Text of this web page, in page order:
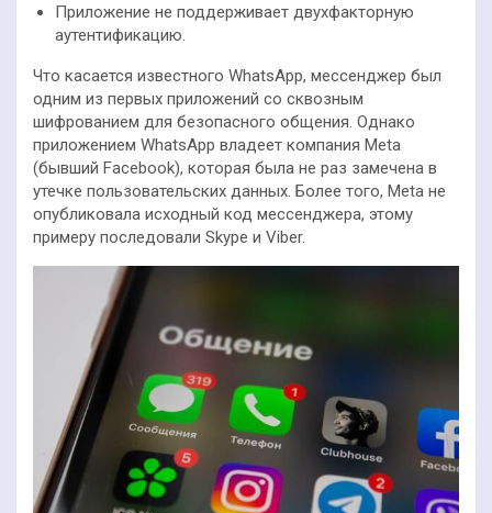
Приложение не поддерживает двухфакторную
аутентификацию.
Что касается известного WhatsApp, мессенджер был
одним из первых приложений со сквозным
шифрованием для безопасного общения. Однако
приложением WhatsApp владеет компания Meta
(бывший Facebook), которая была не раз замечена в
утечке пользовательских данных. Более того, Meta не
опубликовала исходный код мессенджера, этому
примеру последовали Skype и Viber.